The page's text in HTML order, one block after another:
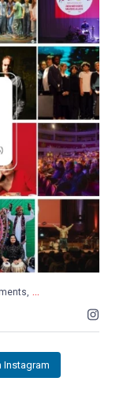
...
...
Instagram